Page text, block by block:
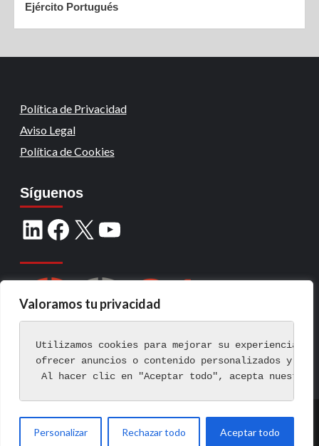
Valoramos tu privacidad
Utilizamos cookies para mejorar su experiencia
ofrecer anuncios o contenido personalizados y
Al hacer clic en "Aceptar todo", acepta nuestro
Personalizar Rechazar todo Aceptar todo
Ejército Portugués
Política de Privacidad
Aviso Legal
Política de Cookies
Síguenos
Copyright © Todos los derechos reservados.
CoverNewspor AF themes.